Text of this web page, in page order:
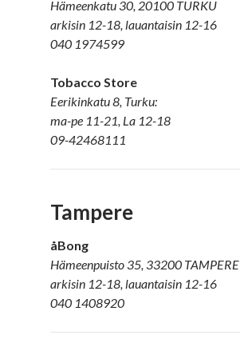
Hämeenkatu 30, 20100 TURKU
arkisin 12-18, lauantaisin 12-16
040 1974599
Tobacco Store
Eerikinkatu 8, Turku:
ma-pe 11-21, La 12-18
09-42468111
Tampere
åBong
Hämeenpuisto 35, 33200 TAMPERE
arkisin 12-18, lauantaisin 12-16
040 1408920